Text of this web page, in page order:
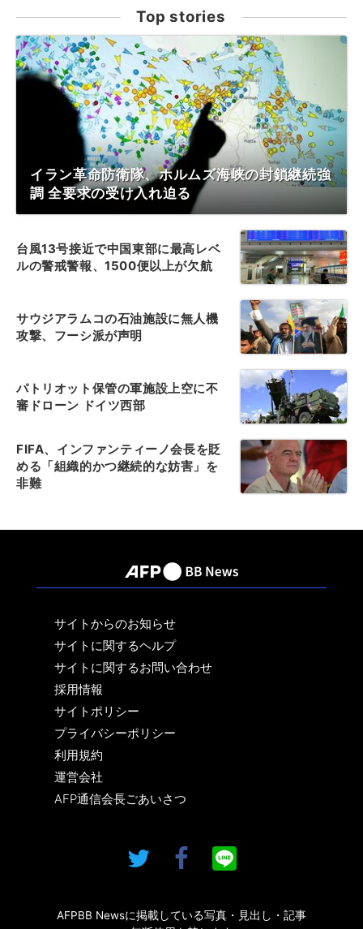
Top stories
イラン革命防衛隊、ホルムズ海峡の封鎖継続強
調 全要求の受け入れ迫る
台風13号接近で中国東部に最高レベ
ルの警戒警報、1500便以上が欠航
サウジアラムコの石油施設に無人機
攻撃、フーシ派が声明
パトリオット保管の軍施設上空に不
審ドローン ドイツ西部
FIFA、インファンティーノ会長を貶
める「組織的かつ継続的な妨害」を
非難
サイトからのお知らせ
サイトに関するヘルプ
サイトに関するお問い合わせ
採用情報
サイトポリシー
プライバシーポリシー
利用規約
運営会社
AFP通信会長ごあいさつ
AFPBB Newsに掲載している写真・見出し・記事